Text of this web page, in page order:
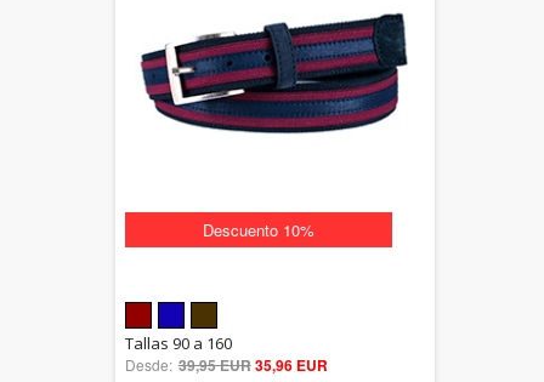
Descuento 10%
5.00
out of 5
Tallas 90 a 160
Desde: 39,95 EUR35,96 EUR